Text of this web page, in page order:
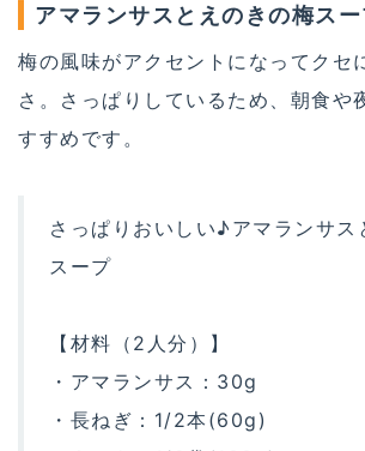
アマランサスとえのきの梅ス
梅の風味がアクセントになってクセ
さ。さっぱりしているため、朝食や
すすめです。
さっぱりおいしい♪アマランサス
スープ
【材料（2人分）】
・アマランサス：30g
・長ねぎ：1/2本(60g)